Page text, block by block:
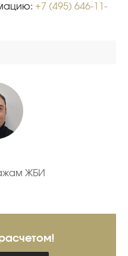
+7 (495) 646-11-
ЖБИ